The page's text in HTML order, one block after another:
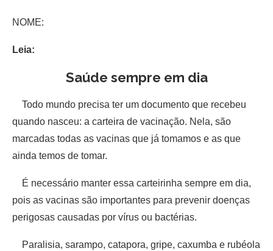
NOME:
Leia:
Saúde sempre em dia
Todo mundo precisa ter um documento que recebeu
quando nasceu: a carteira de vacinação. Nela, são
marcadas todas as vacinas que já tomamos e as que
ainda temos de tomar.
É necessário manter essa carteirinha sempre em dia,
pois as vacinas são importantes para prevenir doenças
perigosas causadas por vírus ou bactérias.
Paralisia, sarampo, catapora, gripe, caxumba e rubéola